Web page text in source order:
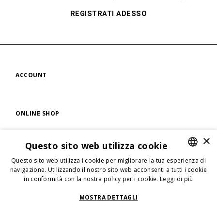
REGISTRATI ADESSO
ACCOUNT
ONLINE SHOP
FIND US
ENGLISH
ENGLISH
×
Questo sito web utilizza cookie
Questo sito web utilizza i cookie per migliorare la tua esperienza di
navigazione. Utilizzando il nostro sito web acconsenti a tutti i cookie
in conformità con la nostra policy per i cookie. Leggi di più
MOSTRA DETTAGLI